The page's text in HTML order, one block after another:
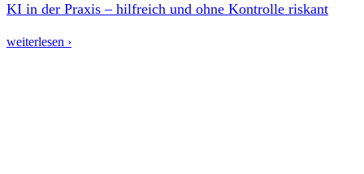
KI in der Praxis – hilfreich und ohne Kontrolle riskant
weiterlesen ›